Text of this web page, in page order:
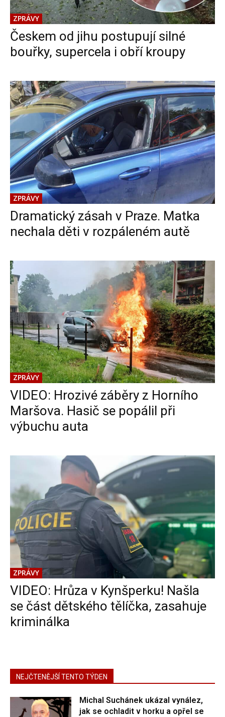
ZPRÁVY
Českem od jihu postupují silné
bouřky, supercela i obří kroupy
ZPRÁVY
Dramatický zásah v Praze. Matka
nechala děti v rozpáleném autě
ZPRÁVY
VIDEO: Hrozivé záběry z Horního
Maršova. Hasič se popálil při
výbuchu auta
ZPRÁVY
VIDEO: Hrůza v Kynšperku! Našla
se část dětského tělíčka, zasahuje
kriminálka
NEJČTENĚJŠÍ TENTO TÝDEN
Michal Suchánek ukázal vynález,
jak se ochladit v horku a opřel se